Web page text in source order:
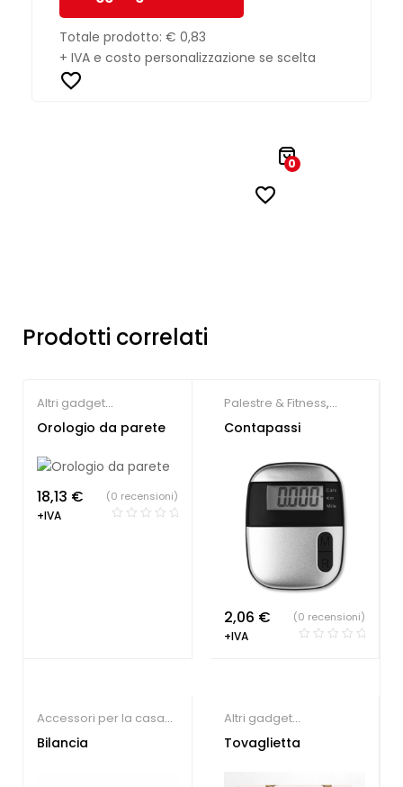
Totale prodotto: € 0,83
+ IVA e costo personalizzazione se scelta
0
Prodotti correlati
Altri gadget
personalizzati ,Gadget
Orologio da parete
18,13 €
+IVA
(0 recensioni)
Palestre & Fitness,
Gadget Sport e Tempo
Contapassi
2,06 €
+IVA
(0 recensioni)
Accessori per la casa
ecologici
Bilancia
Altri gadget
personalizzati
Tovaglietta